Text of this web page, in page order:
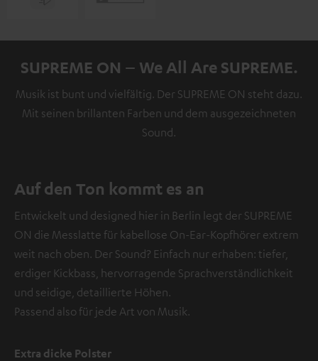
SUPREME ON – We All Are SUPREME.
Musik ist bunt und vielfältig. Der SUPREME ON steht dazu.
Mit seinen brillanten Farben und dem ausgezeichneten
Sound.
Auf den Ton kommt es an
Entwickelt und designed hier in Berlin legt der SUPREME
ON die Messlatte für kabellose On-Ear-Kopfhörer extrem
weit nach oben. Der Sound? Einfach nur erhaben: tiefer,
erdiger Kickbass, hervorragende Sprachverständlichkeit
und seidige, detaillierte Höhen.
Passend also für jede Art von Musik.
Extra dicke Polster